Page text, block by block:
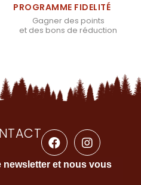
PROGRAMME FIDELITÉ
Gagner des points
et des bons de réduction
newsletter et nous vous